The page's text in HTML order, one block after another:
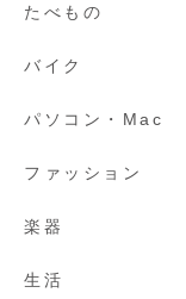
たべもの
バイク
パソコン・Mac
ファッション
楽器
生活